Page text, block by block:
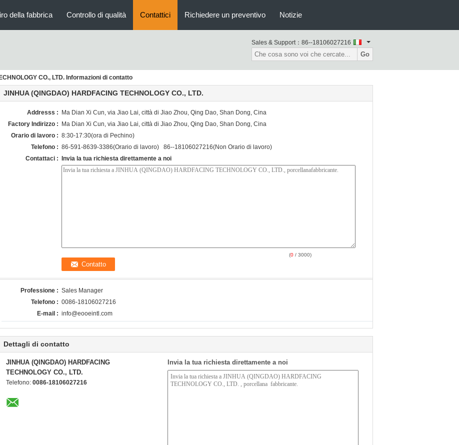
della fabbrica Controllo di qualità Contattici Richiedere un preventivo Notizie
Sales & Support： 86--18106027216
Go
CO., LTD. Informazioni di contatto
JINHUA (QINGDAO) HARDFACING TECHNOLOGY CO., LTD.
Addresss :
Ma Dian Xi Cun, via Jiao Lai, città di Jiao Zhou, Qing Dao, Shan Dong, Cina
Factory Indirizzo :
Ma Dian Xi Cun, via Jiao Lai, città di Jiao Zhou, Qing Dao, Shan Dong, Cina
Orario di lavoro : 8:30-17:30(ora di Pechino)
Telefono : 86-591-8639-3386(Orario di lavoro) 86--18106027216(Non Orario di lavoro)
Contattaci :
Invia la tua richiesta direttamente a noi
(0 / 3000)
Professione : Sales Manager
Telefono : 0086-18106027216
E-mail : info@eooeintl.com
Dettagli di contatto
JINHUA (QINGDAO) HARDFACING
TECHNOLOGY CO., LTD.
Telefono: 0086-18106027216
Invia la tua richiesta direttamente a noi